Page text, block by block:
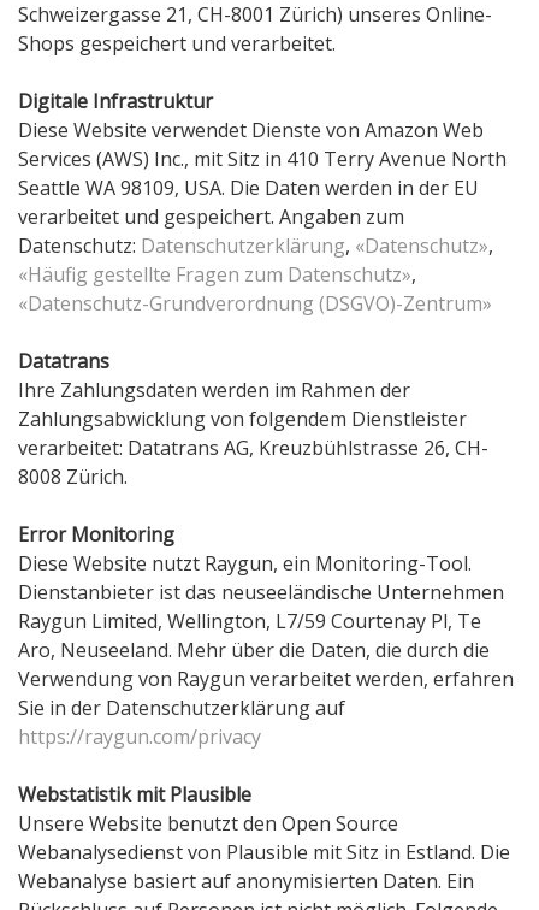
Schweizergasse 21, CH-8001 Zürich) unseres Online-
Shops gespeichert und verarbeitet.
Digitale Infrastruktur
Diese Website verwendet Dienste von Amazon Web
Services (AWS) Inc., mit Sitz in 410 Terry Avenue North
Seattle WA 98109, USA. Die Daten werden in der EU
verarbeitet und gespeichert. Angaben zum
Datenschutz: Datenschutzerklärung, «Datenschutz»,
«Häufig gestellte Fragen zum Datenschutz»,
«Datenschutz-Grundverordnung (DSGVO)-Zentrum»
Datatrans
Ihre Zahlungsdaten werden im Rahmen der
Zahlungsabwicklung von folgendem Dienstleister
verarbeitet: Datatrans AG, Kreuzbühlstrasse 26, CH-
8008 Zürich.
Error Monitoring
Diese Website nutzt Raygun, ein Monitoring-Tool.
Dienstanbieter ist das neuseeländische Unternehmen
Raygun Limited, Wellington, L7/59 Courtenay Pl, Te
Aro, Neuseeland. Mehr über die Daten, die durch die
Verwendung von Raygun verarbeitet werden, erfahren
Sie in der Datenschutzerklärung auf
https://raygun.com/privacy
Webstatistik mit Plausible
Unsere Website benutzt den Open Source
Webanalysedienst von Plausible mit Sitz in Estland. Die
Webanalyse basiert auf anonymisierten Daten. Ein